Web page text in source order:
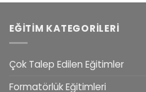
EĞITIM KATEGORILERI
Çok Talep Edilen Eğitimler
Formatörlük Eğitimleri